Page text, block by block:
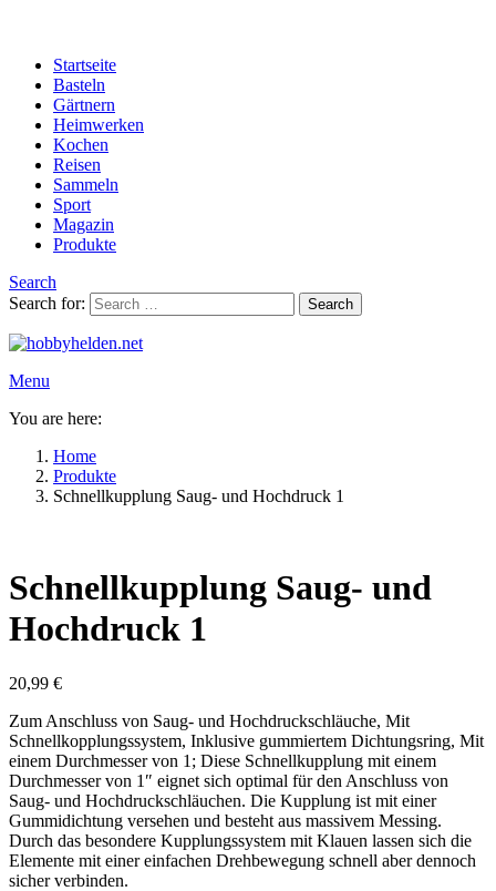
Startseite
Basteln
Gärtnern
Heimwerken
Kochen
Reisen
Sammeln
Sport
Magazin
Produkte
Search
Search for:
Search
Menu
You are here:
Home
Produkte
Schnellkupplung Saug- und Hochdruck 1
Schnellkupplung Saug- und
Hochdruck 1
20,99 €
Zum Anschluss von Saug- und Hochdruckschläuche, Mit
Schnellkopplungssystem, Inklusive gummiertem Dichtungsring, Mit
einem Durchmesser von 1; Diese Schnellkupplung mit einem
Durchmesser von 1″ eignet sich optimal für den Anschluss von
Saug- und Hochdruckschläuchen. Die Kupplung ist mit einer
Gummidichtung versehen und besteht aus massivem Messing.
Durch das besondere Kupplungssystem mit Klauen lassen sich die
Elemente mit einer einfachen Drehbewegung schnell aber dennoch
sicher verbinden.